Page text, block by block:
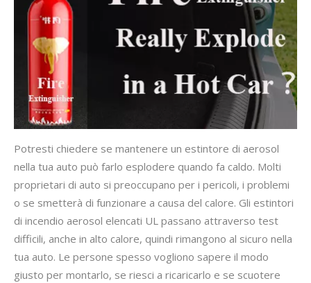
Potresti chiedere se mantenere un estintore di aerosol
nella tua auto può farlo esplodere quando fa caldo. Molti
proprietari di auto si preoccupano per i pericoli, i problemi
o se smetterà di funzionare a causa del calore. Gli estintori
di incendio aerosol elencati UL passano attraverso test
difficili, anche in alto calore, quindi rimangono al sicuro nella
tua auto. Le persone spesso vogliono sapere il modo
giusto per montarlo, se riesci a ricaricarlo e se scuotere